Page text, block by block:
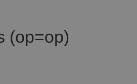
(op=op)